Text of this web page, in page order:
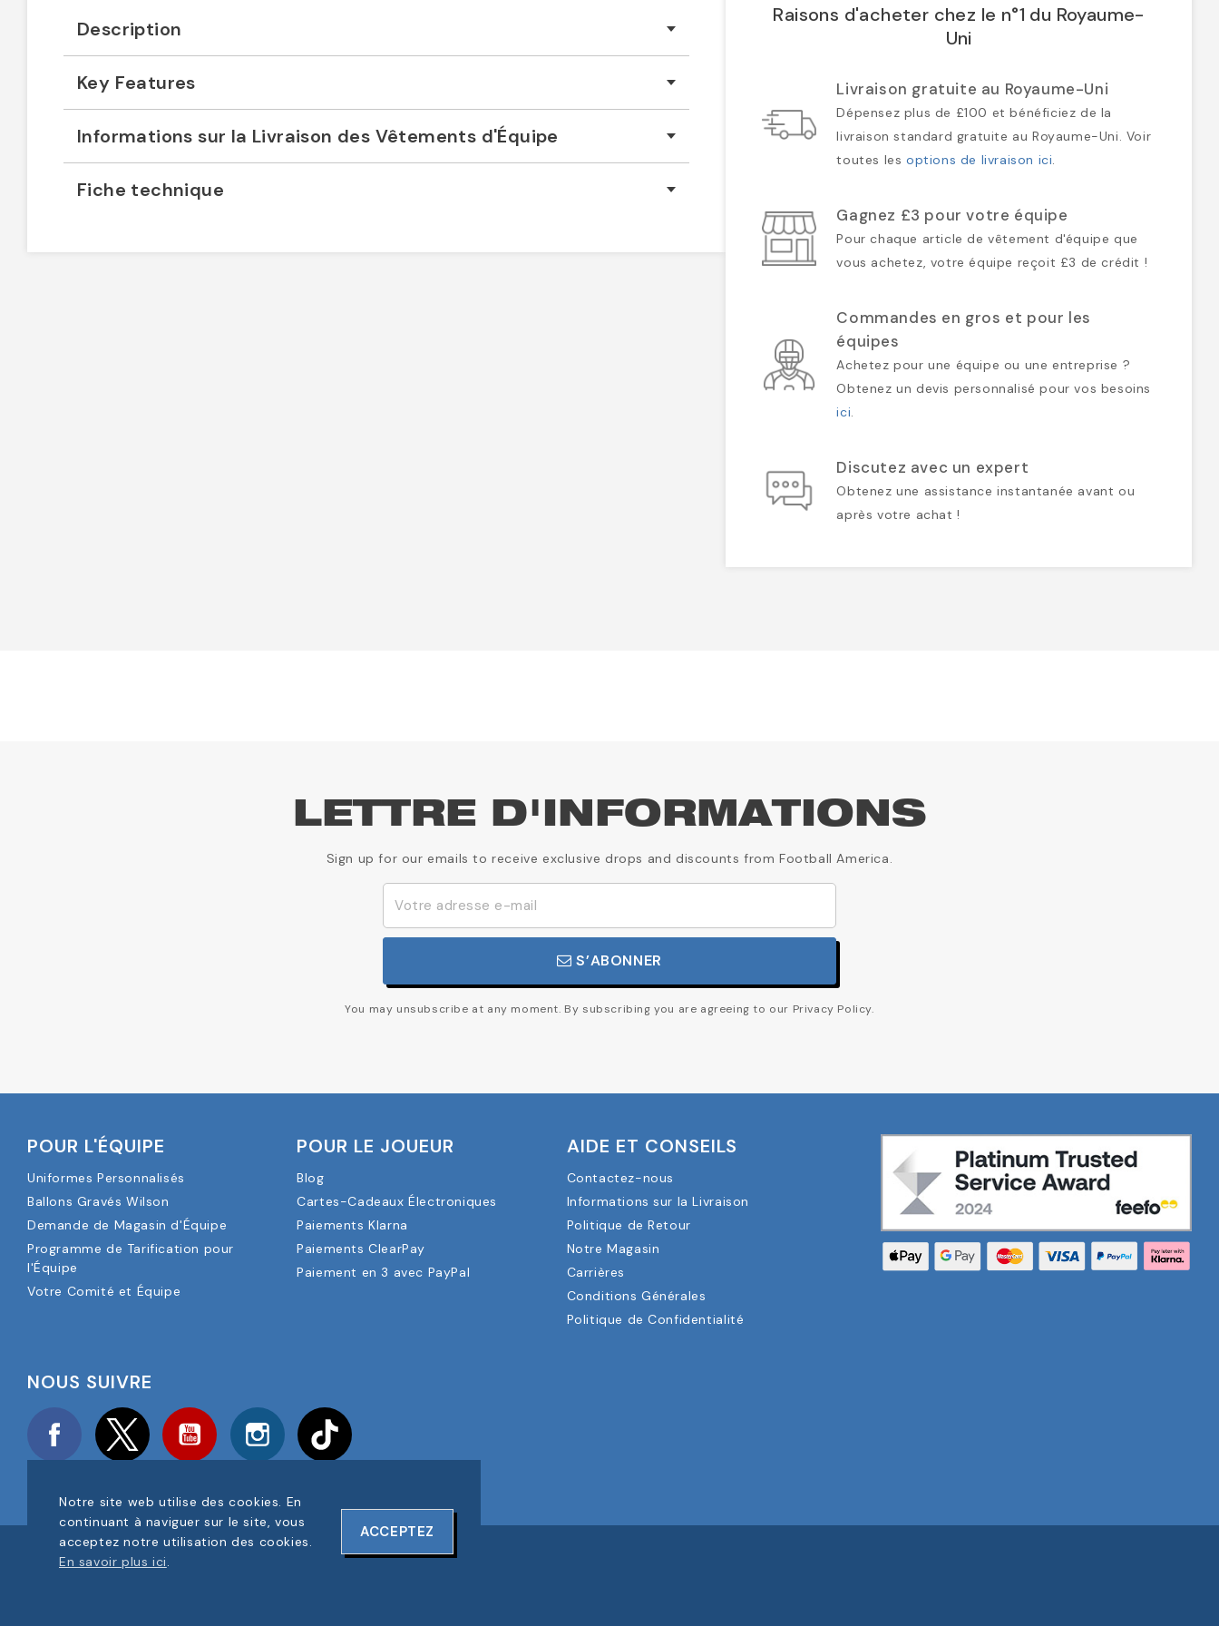
Description
Key Features
Informations sur la Livraison des Vêtements d'Équipe
Fiche technique
Raisons d'acheter chez le n°1 du Royaume-
Uni
Livraison gratuite au Royaume-Uni
Dépensez plus de £100 et bénéficiez de la
livraison standard gratuite au Royaume-Uni. Voir
toutes les options de livraison ici.
Gagnez £3 pour votre équipe
Pour chaque article de vêtement d'équipe que
vous achetez, votre équipe reçoit £3 de crédit !
Commandes en gros et pour les
équipes
Achetez pour une équipe ou une entreprise ?
Obtenez un devis personnalisé pour vos besoins
ici.
Discutez avec un expert
Obtenez une assistance instantanée avant ou
après votre achat !
LETTRE D'INFORMATIONS
Sign up for our emails to receive exclusive drops and discounts from Football America.
S’ABONNER
You may unsubscribe at any moment. By subscribing you are agreeing to our Privacy Policy.
POUR L'ÉQUIPE
Uniformes Personnalisés
Ballons Gravés Wilson
Demande de Magasin d'Équipe
Programme de Tarification pour
l'Équipe
Votre Comité et Équipe
POUR LE JOUEUR
Blog
Cartes-Cadeaux Électroniques
Paiements Klarna
Paiements ClearPay
Paiement en 3 avec PayPal
AIDE ET CONSEILS
Contactez-nous
Informations sur la Livraison
Politique de Retour
Notre Magasin
Carrières
Conditions Générales
Politique de Confidentialité
NOUS SUIVRE
Facebook Twitter YouTube Instagram
COPYRIGHT © 2025 FOOTBALL AMERICA UK TOUS DROITS RÉSERVÉS
Notre site web utilise des cookies. En
continuant à naviguer sur le site, vous
acceptez notre utilisation des cookies.
En savoir plus ici.
ACCEPTEZ